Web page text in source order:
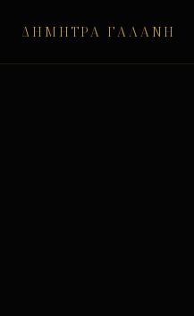
ΔΉΜΗΤΡΑ ΓΑΛΆΝΗ